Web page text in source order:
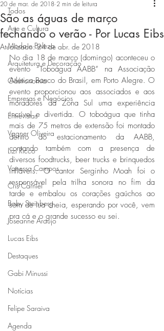
Todos
Arte e Cultura
Moda e Beleza
Arquitetura e Decoração
Gastronomia
Empresas e Negócios
Entrevistas
Vagner Oliveira
Lizi Ricco
Vanessa Campos
Cris Carniel
Baby Steinberg
Joseanne Araujo
Lucas Eibs
Destaques
Gabi Minussi
Notícias
Felipe Saraiva
Agenda
São as águas de março
fechando o verão - Por Lucas Eibs
20 de mar. de 2018 2 min de leitura
Atualizado:24 de abr. de 2018
No dia 18 de março (domingo) aconteceu o
evento “Toboágua AABB” na Associação
Atlética Banco do Brasil, em Porto Alegre. O
evento proporcionou aos associados e aos
moradores da Zona Sul uma experiência
incrível e divertida. O toboágua que tinha
mais de 75 metros de extensão foi montado
dentro do estacionamento da AABB,
contando também com a presença de
diversos foodtrucks, beer trucks e brinquedos
infláveis. O cantor Serginho Moah foi o
responsável pela trilha sonora no fim da
tarde e embalou os corações gaúchos ao
som de lua cheia, esperando por você, vem
pra cá e o grande sucesso eu sei.